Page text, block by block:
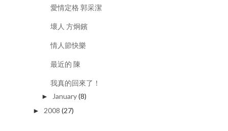
愛情定格 郭采潔
壞人 方炯鑌
情人節快樂
最近的 陳
我真的回來了！
► January(8)
► 2008 (27)